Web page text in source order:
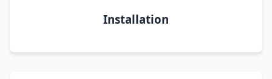
Installation